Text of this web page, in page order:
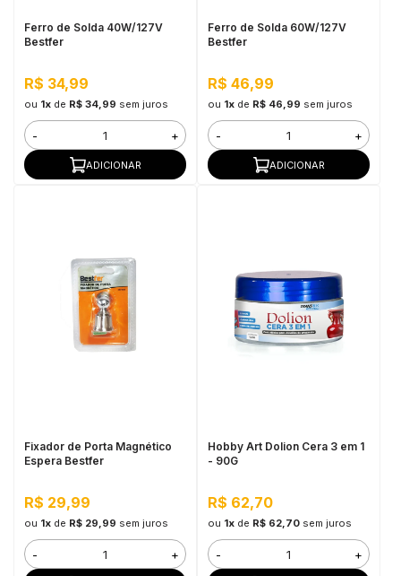
Ferro de Solda 40W/127V
Bestfer
R$ 34,99
ou 1xde R$ 34,99 sem juros
- +
ADICIONAR
Ferro de Solda 60W/127V
Bestfer
R$ 46,99
ou 1xde R$ 46,99 sem juros
- +
ADICIONAR
Fixador de Porta Magnético
Espera Bestfer
R$ 29,99
ou 1xde R$ 29,99 sem juros
- +
Hobby Art Dolion Cera 3 em 1
- 90G
R$ 62,70
ou 1xde R$ 62,70 sem juros
- +